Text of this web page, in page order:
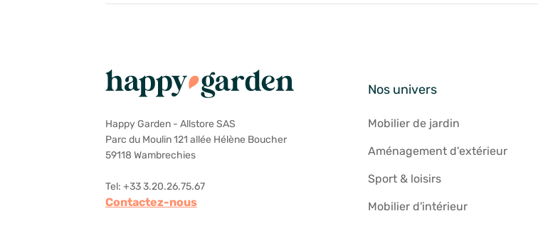
Happy Garden - Allstore SAS
Parc du Moulin 121 allée Hélène Boucher
59118 Wambrechies
Tel: +33 3.20.26.75.67
Contactez-nous
Nos univers
Mobilier de jardin
Aménagement d'extérieur
Sport & loisirs
Mobilier d'intérieur